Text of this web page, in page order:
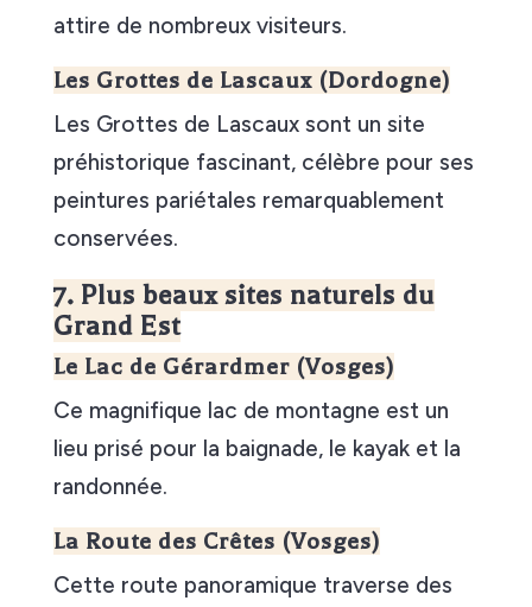
attire de nombreux visiteurs.
Les Grottes de Lascaux (Dordogne)
Les Grottes de Lascaux sont un site
préhistorique fascinant, célèbre pour ses
peintures pariétales remarquablement
conservées.
7. Plus beaux sites naturels du
Grand Est
Le Lac de Gérardmer (Vosges)
Ce magnifique lac de montagne est un
lieu prisé pour la baignade, le kayak et la
randonnée.
La Route des Crêtes (Vosges)
Cette route panoramique traverse des